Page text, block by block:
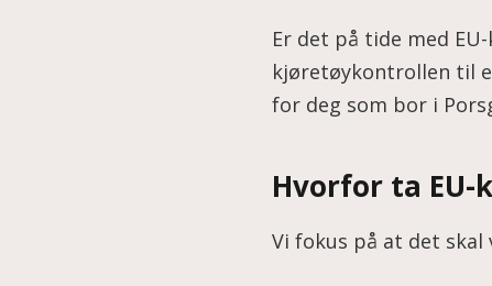
Er det på tide med
kjøretøykontrollen til
for deg som bor i
Hvorfor ta EU-
Vi fokus på at det